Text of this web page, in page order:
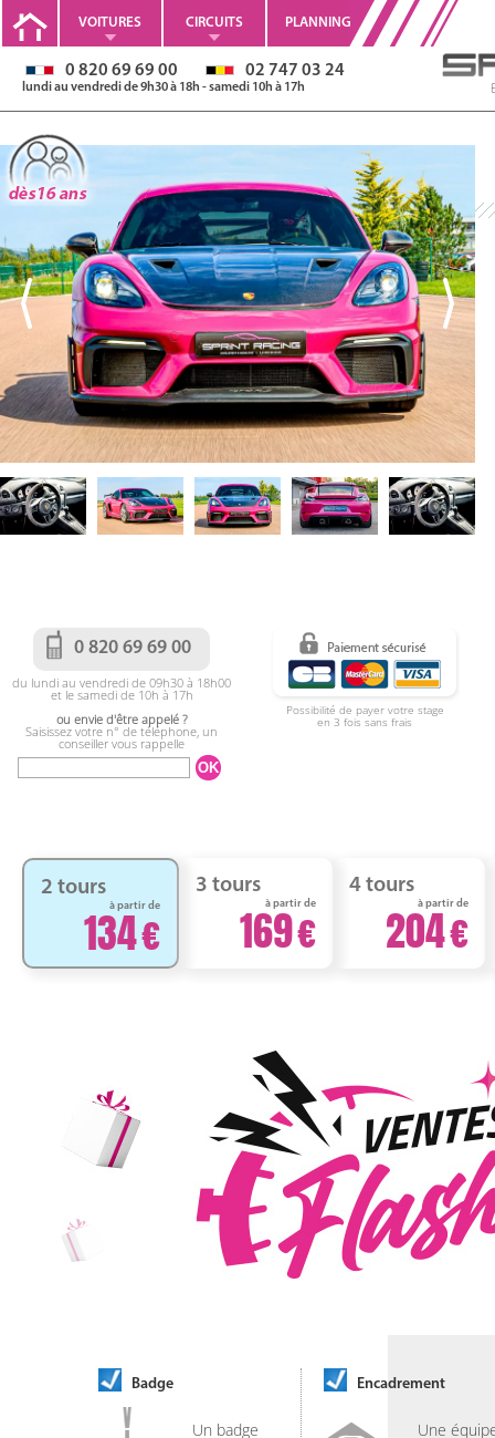
VOITURES CIRCUITS PLANNING
0 820 69 69 00 02 747 03 24
lundi au vendredi de 9h30 à 18h - samedi 10h à 17h
0 820 69 69 00
du lundi au vendredi de 09h30 à 18h00
et le samedi de 10h à 17h
ou envie d'être appelé ?
Saisissez votre n° de téléphone, un
conseiller vous rappelle
Possibilité de payer votre stage
en 3 fois sans frais
2 tours
à partir de
134
3 tours
à partir de
169
4 tours
à partir de
204
Badge
Un badge
Encadrement
Une